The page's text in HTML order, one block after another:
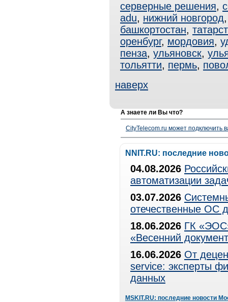
серверные решения,
adu, нижний новгород
башкортостан,
оренбург, мордовия,
пенза, ульяновск,
тольятти, пермь,
наверх
А знаете ли Вы что?
CityTelecom.ru может подключить
NNIT.RU: последние
04.08.2026
автоматизации
03.07.2026
отечественные ОС
18.06.2026 ГК
«Весенний
16.06.2026 От
service: эксперты
данных
MSKIT.RU: последние новости